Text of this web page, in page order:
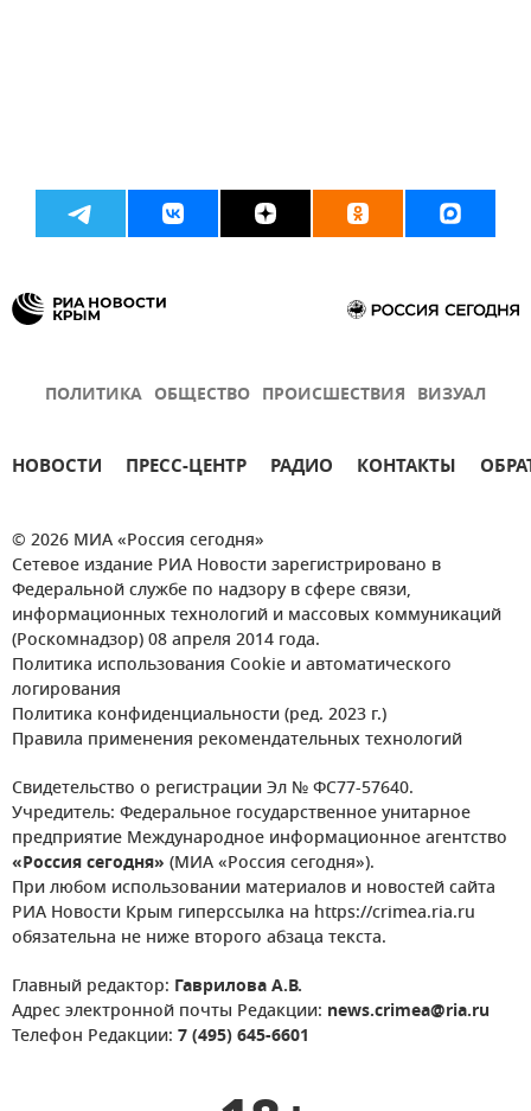
ПОЛИТИКА ОБЩЕСТВО ПРОИСШЕСТВИЯ ВИЗУАЛ
НОВОСТИ ПРЕСС-ЦЕНТР РАДИО КОНТАКТЫ
© 2026 МИА «Россия сегодня»
Сетевое издание РИА Новости зарегистрировано в
Федеральной службе по надзору в сфере связи,
информационных технологий и массовых коммуникаций
(Роскомнадзор) 08 апреля 2014 года.
Политика использования Cookie и автоматического
логирования
Политика конфиденциальности (ред. 2023 г.)
Правила применения рекомендательных технологий
Свидетельство о регистрации Эл № ФС77-57640.
Учредитель: Федеральное государственное унитарное
предприятие Международное информационное агентство
«Россия сегодня» (МИА «Россия сегодня»).
При любом использовании материалов и новостей сайта
РИА Новости Крым гиперссылка на https://crimea.ria.ru
обязательна не ниже второго абзаца текста.
Главный редактор: Гаврилова А.В.
Адрес электронной почты Редакции: news.crimea@ria.ru
Телефон Редакции: 7 (495) 645-6601